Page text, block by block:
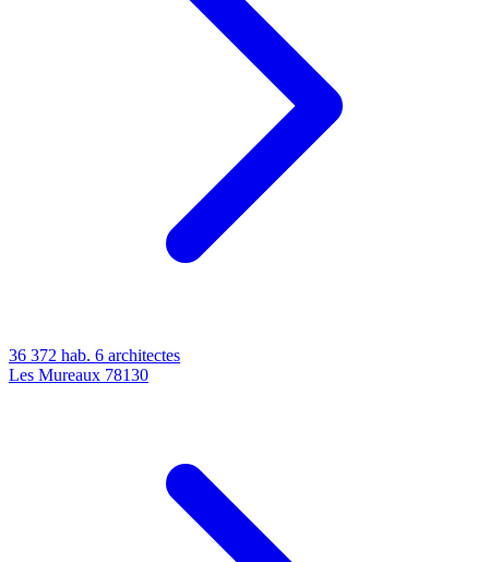
36 372 hab. 6 architectes
Les Mureaux 78130